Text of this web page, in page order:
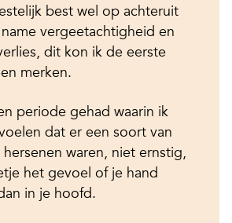
best wel op achteruit
vergeetachtigheid en
dit kon ik de eerste
merken.
periode gehad waarin ik
dat er een soort van
hersenen waren, niet ernstig,
het gevoel of je hand
in je hoofd.